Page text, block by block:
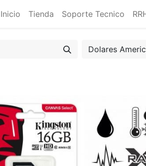
Inicio Tienda Soporte Tecnico
Dolares